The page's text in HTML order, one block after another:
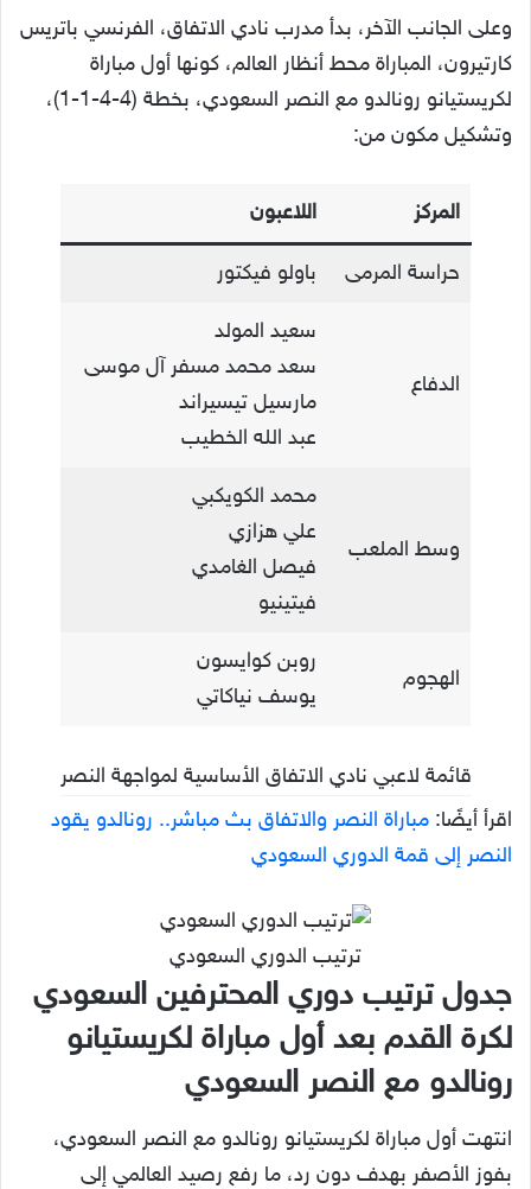
وعلى الجانب الآخر، بدأ مدرب نادي الاتفاق، الفرنسي باتريس
كارتيرون، المباراة محط أنظار العالم، كونها أول مباراة
لكريستيانو رونالدو مع النصر السعودي، بخطة (4-4-1-1)،
وتشكيل مكون من:
المركز اللاعبون
حراسة المرمى باولو فيكتور
الدفاع
سعيد المولد
سعد محمد مسفر آل موسى
مارسيل تيسيراند
عبد الله الخطيب
وسط الملعب
محمد الكويكبي
علي هزازي
فيصل الغامدي
فيتينيو
الهجوم
روبن كوايسون
يوسف نياكاتي
قائمة لاعبي نادي الاتفاق الأساسية لمواجهة النصر
اقرأ أيضًا: مباراة النصر والاتفاق بث مباشر.. رونالدو يقود
النصر إلى قمة الدوري السعودي
ترتيب الدوري السعودي
جدول ترتيب دوري المحترفين السعودي
لكرة القدم بعد أول مباراة لكريستيانو
رونالدو مع النصر السعودي
انتهت أول مباراة لكريستيانو رونالدو مع النصر السعودي،
بفوز الأصفر بهدف دون رد، ما رفع رصيد العالمي إلى